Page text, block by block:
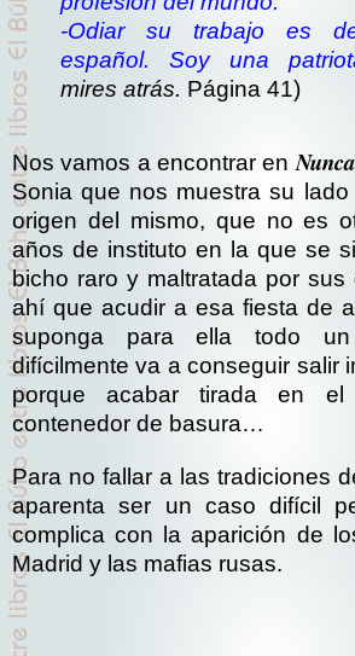
-Odiar su trabajo es
español. Soy una
mires atrás. Página 41)
Nos vamos a encontrar en
Sonia que nos muestra su
origen del mismo, que no es
años de instituto en la que se
bicho raro y maltratada por sus
ahí que acudir a esa fiesta de
suponga para ella todo
difícilmente va a conseguir salir
porque acabar tirada en
contenedor de basura…
Para no fallar a las tradiciones
aparenta ser un caso difícil
complica con la aparición de
Madrid y las mafias rusas.